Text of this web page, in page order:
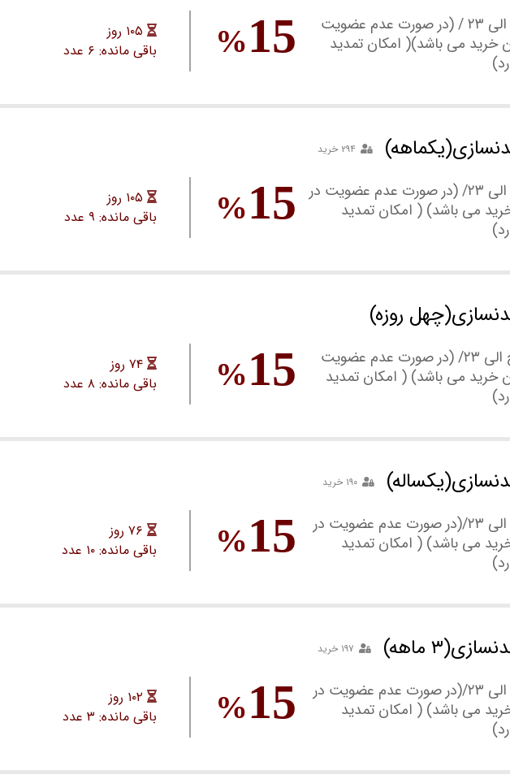
آقایان: ۷ صبح الی ۲۳ / (در صورت عدم عضویت
خرید می باشد)( امکان تمدید
15
%
۱۰۵ روز
باقی مانده: ۶ عدد
۲۹۴ خرید
آقایان: ۷ صبح الی ۲۳/ (در صورت عدم عضویت در
می باشد) ( امکان تمدید
15
%
۱۰۵ روز
باقی مانده: ۹ عدد
آقایان : ۷ صبح الی ۲۳/ (در صورت عدم عضویت
خرید می باشد) ( امکان تمدید
15
%
۷۴ روز
باقی مانده: ۸ عدد
۱۹۰ خرید
آقایان: ۷ صبح الی ۲۳/(در صورت عدم عضویت در
می باشد) ( امکان تمدید
15
%
۷۶ روز
باقی مانده: ۱۰ عدد
۱۹۷ خرید
آقایان: ۷ صبح الی ۲۳/(در صورت عدم عضویت در
می باشد) ( امکان تمدید
15
%
۱۰۲ روز
باقی مانده: ۳ عدد